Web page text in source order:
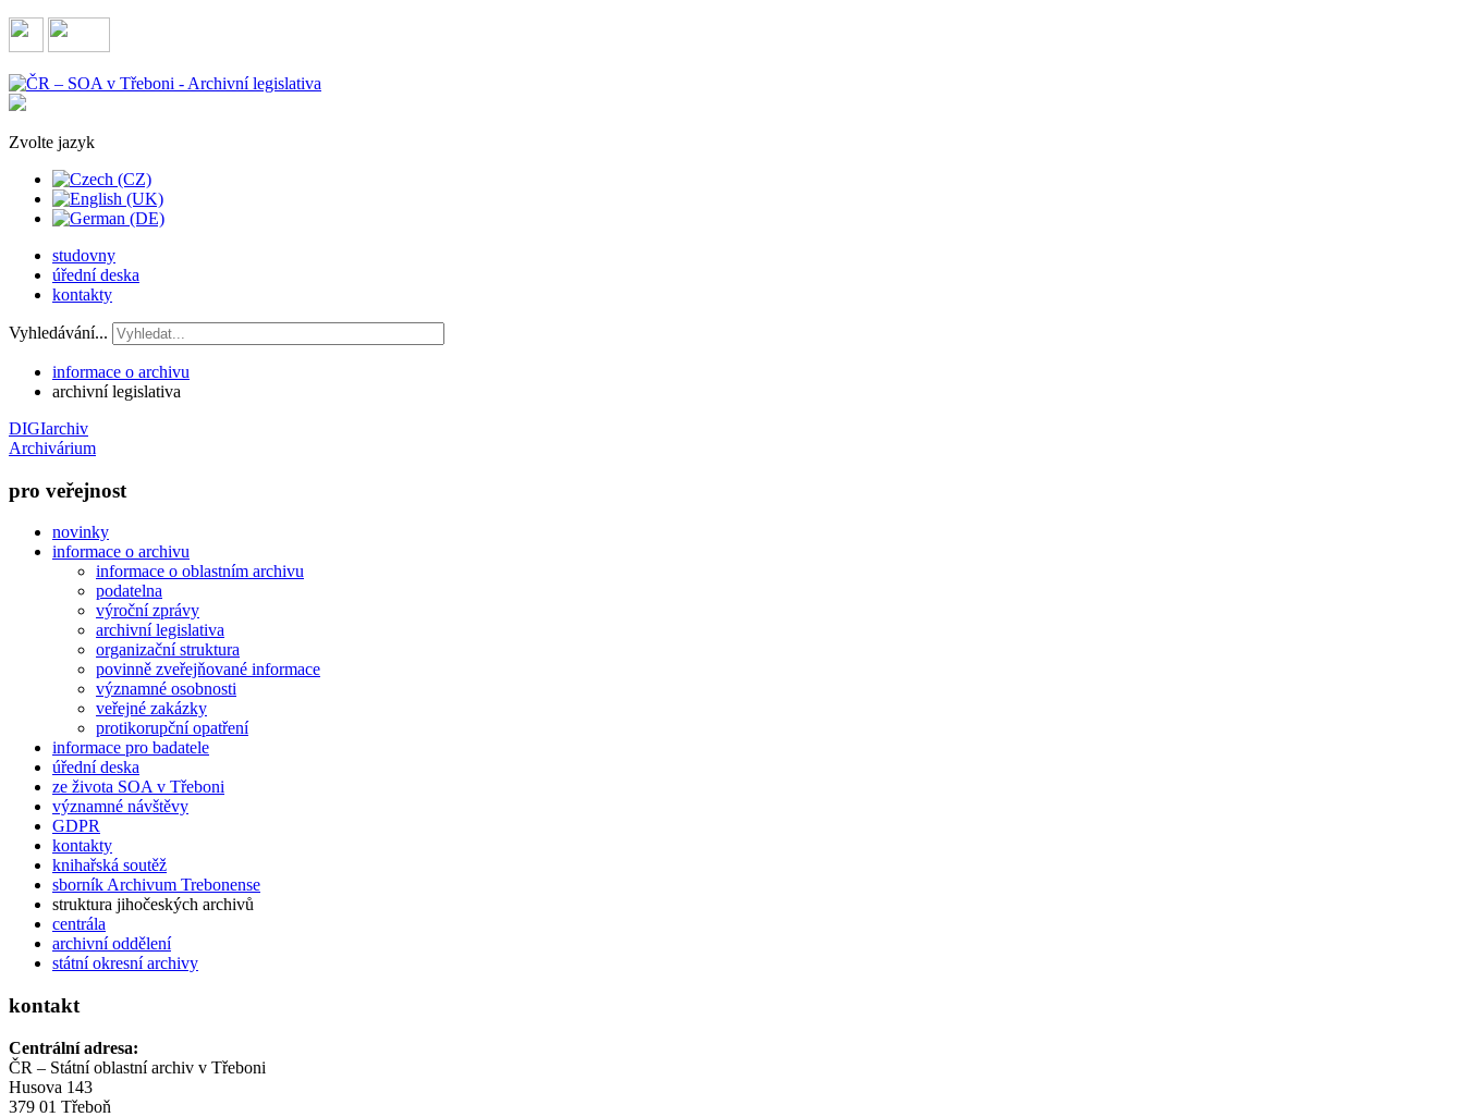
Zvolte jazyk
studovny
úřední deska
kontakty
Vyhledávání...
informace o archivu
archivní legislativa
DIGIarchiv
Archivárium
pro veřejnost
novinky
informace o archivu
informace o oblastním archivu
podatelna
výroční zprávy
archivní legislativa
organizační struktura
povinně zveřejňované informace
významné osobnosti
veřejné zakázky
protikorupční opatření
informace pro badatele
úřední deska
ze života SOA v Třeboni
významné návštěvy
GDPR
kontakty
knihařská soutěž
sborník Archivum Trebonense
struktura jihočeských archivů
centrála
archivní oddělení
státní okresní archivy
kontakt
Centrální adresa:
ČR – Státní oblastní archiv v Třeboni
Husova 143
379 01 Třeboň